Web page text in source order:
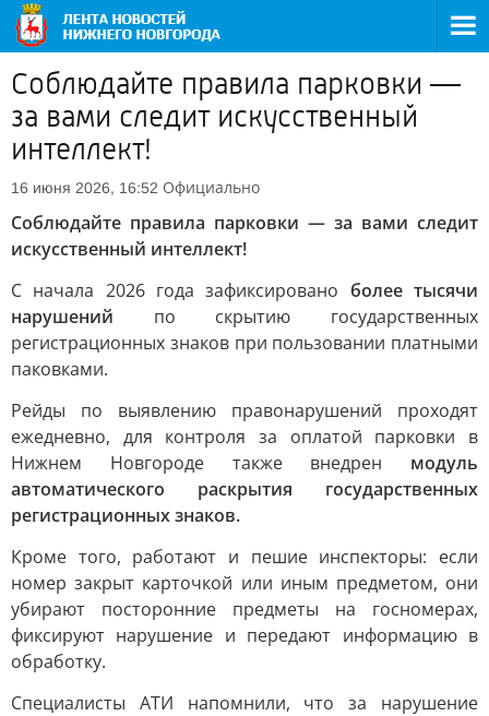
Соблюдайте правила парковки —
за вами следит искусственный
интеллект!
16 июня 2026, 16:52 Официально
Соблюдайте правила парковки — за вами следит
искусственный интеллект!
С начала 2026 года зафиксировано более тысячи
нарушений по скрытию государственных
регистрационных знаков при пользовании платными
паковками.
Рейды по выявлению правонарушений проходят
ежедневно, для контроля за оплатой парковки в
Нижнем Новгороде также внедрен модуль
автоматического раскрытия государственных
регистрационных знаков.
Кроме того, работают и пешие инспекторы: если
номер закрыт карточкой или иным предметом, они
убирают посторонние предметы на госномерах,
фиксируют нарушение и передают информацию в
обработку.
Специалисты АТИ напомнили, что за нарушение